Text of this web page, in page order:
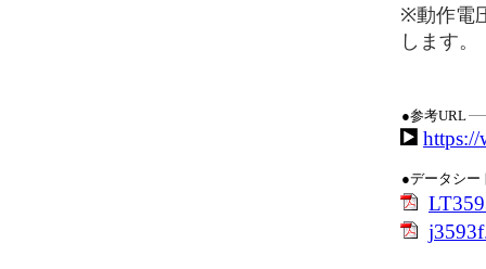
※動作電
します。
●参考URL
https://
●データシー